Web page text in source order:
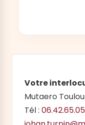
Votre
Mutaero
Tél :